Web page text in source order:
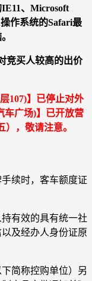
、Microsoft
作系统的Safari最
竞买人较高的出价
107)】已停止对外
车广场)】已开放营
），敬请注意。
续时，客车额度证
有效的具有统一社
及经办人身份证原
简称控购单位）另